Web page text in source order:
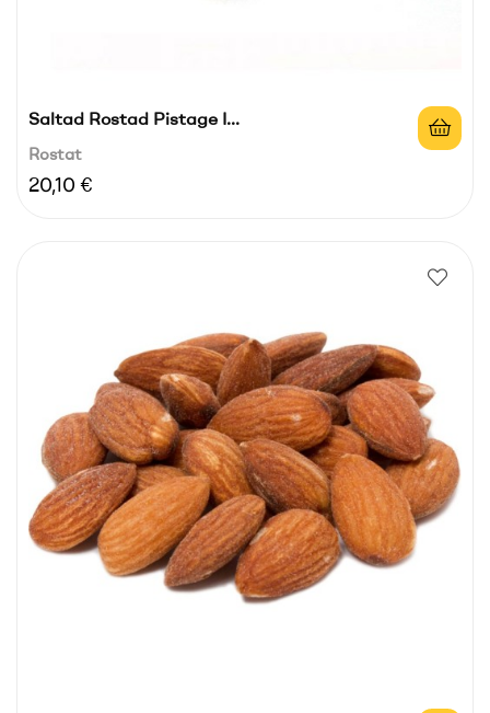
Saltad Rostad Pistage I...
Rostat
Pris
20,10 €